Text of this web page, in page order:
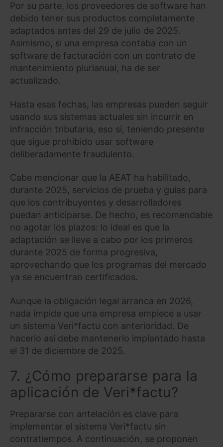
Por su parte, los proveedores de software han
debido tener sus productos completamente
adaptados antes del 29 de julio de 2025.
Asimismo, si una empresa contaba con un
software de facturación con un contrato de
mantenimiento plurianual, ha de ser
actualizado.
Hasta esas fechas, las empresas pueden seguir
usando sus sistemas actuales sin incurrir en
infracción tributaria, eso sí, teniendo presente
que sigue prohibido usar software
deliberadamente fraudulento.
Cabe mencionar que la AEAT ha habilitado,
durante 2025, servicios de prueba y guías para
que los contribuyentes y desarrolladores
puedan anticiparse. De hecho, es recomendable
no agotar los plazos: lo ideal es que la
adaptación se lleve a cabo por los primeros
durante 2025 de forma progresiva,
aprovechando que los programas del mercado
ya se encuentran certificados.
Aunque la obligación legal arranca en 2026,
nada impide que una empresa empiece a usar
un sistema Veri*factu con anterioridad. De
hacerlo así debe mantenerlo implantado hasta
el 31 de diciembre de 2025.
7. ¿Cómo prepararse para la
aplicación de Veri*factu?
Prepararse con antelación es clave para
implementar el sistema Veri*factu sin
contratiempos. A continuación, se proponen